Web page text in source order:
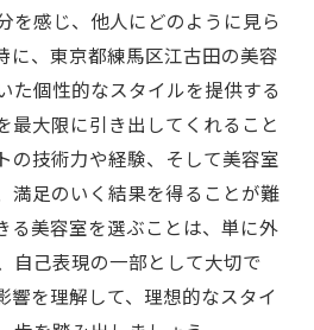
を感じ、他人にどのように見ら
に、東京都練馬区江古田の美容
た個性的なスタイルを提供する
最大限に引き出してくれること
の技術力や経験、そして美容室
満足のいく結果を得ることが難
る美容室を選ぶことは、単に外
自己表現の一部として大切で
響を理解して、理想的なスタイ